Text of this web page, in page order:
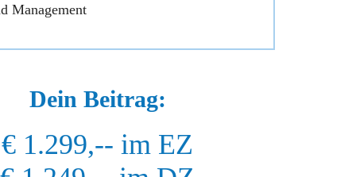
Management
Dein Beitrag:
€ 1.299,-- im EZ